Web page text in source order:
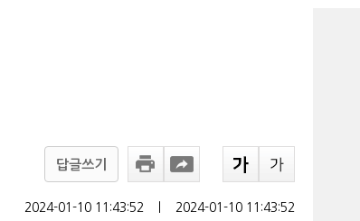
답글쓰기
2024-01-10 11:43:52 2024-01-10 11:43:52